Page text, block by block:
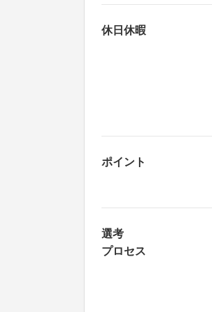
休日休暇
ポイント
選考
プロセス